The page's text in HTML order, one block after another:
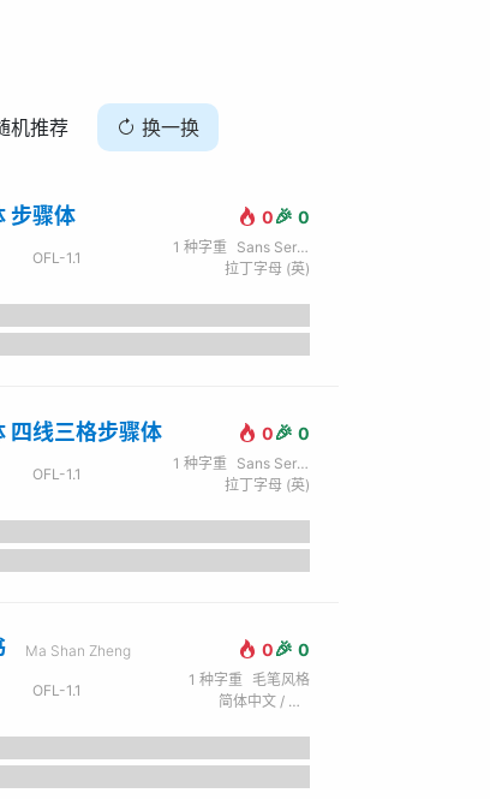
机推荐 换一换
步骤体 0🎉 0
OFL-1.1
1 种字重
Sans Serif / 无衬线
拉丁字母 (英)
四线三格步骤体 0🎉 0
OFL-1.1
1 种字重
Sans Serif / 无衬线
拉丁字母 (英)
Ma Shan Zheng 0🎉 0
OFL-1.1
1 种字重
毛笔风格
简体中文 / 拉丁字母 (英)